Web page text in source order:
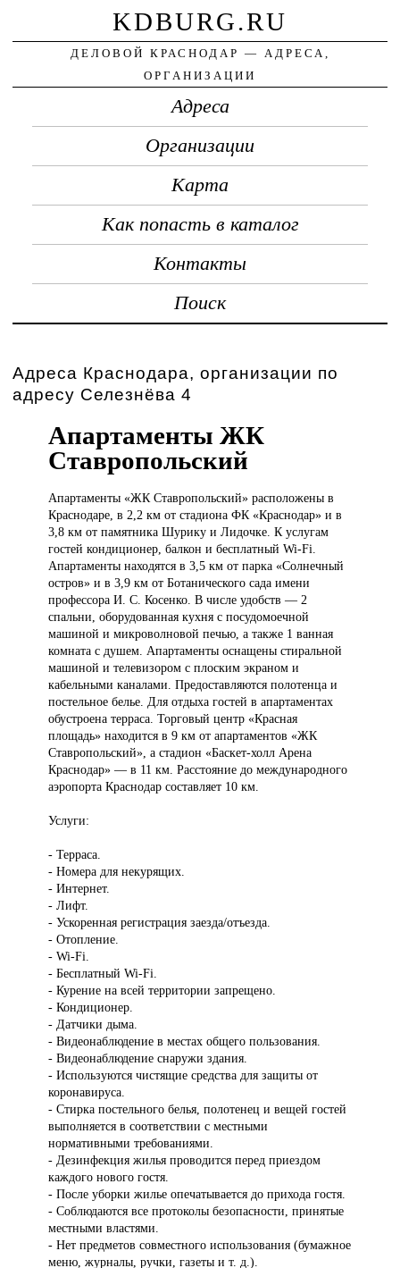
KDBURG.RU
ДЕЛОВОЙ КРАСНОДАР — АДРЕСА,
ОРГАНИЗАЦИИ
Адреса
Организации
Карта
Как попасть в каталог
Контакты
Поиск
Адреса Краснодара, организации по
адресу Селезнёва 4
Апартаменты ЖК
Ставропольский
Апартаменты «ЖКСтавропольский» расположены в
Краснодаре, в 2,2 км от стадиона ФК «Краснодар» и в
3,8 км от памятника Шурику и Лидочке. К услугам
гостей кондиционер, балкон и бесплатный Wi-Fi.
Апартаменты находятся в 3,5 км от парка «Солнечный
остров» и в 3,9 км от Ботанического сада имени
профессора И. С. Косенко. В числе удобств — 2
спальни, оборудованная кухня с посудомоечной
машиной и микроволновой печью, а также 1 ванная
комната с душем. Апартаменты оснащены стиральной
машиной и телевизором с плоским экраном и
кабельными каналами. Предоставляются полотенца и
постельное белье. Для отдыха гостей в апартаментах
обустроена терраса. Торговый центр «Красная
площадь» находится в 9 км от апартаментов «ЖК
Ставропольский», а стадион «Баскет-холл Арена
Краснодар» — в 11 км. Расстояние до международного
аэропорта Краснодар составляет 10 км.
Услуги:
- Терраса.
- Номера для некурящих.
- Интернет.
- Лифт.
- Ускоренная регистрация заезда/отъезда.
- Отопление.
- Wi-Fi.
- Бесплатный Wi-Fi.
- Курение на всей территории запрещено.
- Кондиционер.
- Датчики дыма.
- Видеонаблюдение в местах общего пользования.
- Видеонаблюдение снаружи здания.
- Используются чистящие средства для защиты от
коронавируса.
- Стирка постельного белья, полотенец и вещей гостей
выполняется в соответствии с местными
нормативными требованиями.
- Дезинфекция жилья проводится перед приездом
каждого нового гостя.
- После уборки жилье опечатывается до прихода гостя.
- Соблюдаются все протоколы безопасности, принятые
местными властями.
- Нет предметов совместного использования (бумажное
меню, журналы, ручки, газеты и т. д.).